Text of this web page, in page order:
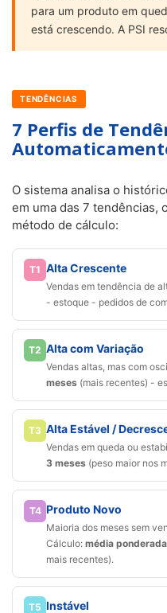
para um produto em
está crescendo. A PSI
TENDÊNCIAS
7 Perfis de
O sistema analisa o
em uma das 7 tendências,
método de cálculo:
T1 Alta Crescente
Vendas em tendência de
- estoque - pedidos de
T2 Alta com Variação
Vendas altas, mas com
meses (mais recentes) -
T3 Alta Estável /
Vendas em queda ou
3 meses (peso maior nos
T4 Produto Novo
Maioria dos meses sem
Cálculo: média
mais recentes).
T5 Instável